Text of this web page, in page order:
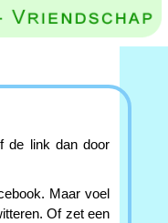
de link dan door
Maar voel
Of zet een